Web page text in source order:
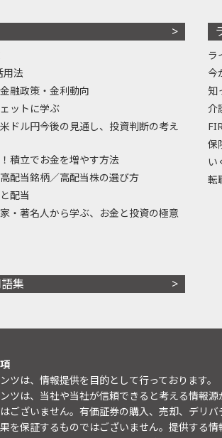
用法
金融政策・金利動向
ットに学ぶ
米ドル円今後の見通し、投資判断の考え
積立でお金を増やす方法
高配当銘柄／高配当株の選び方
配当
・著名人から学ぶ、お金と投資の極意
ラ
今
知
介
保
い
転
集
ツは、情報提供を目的として行っております。
ツは、当社や当社が信頼できると考える情報
ございません。有価証券の購入、売却、デリ
を保証するものではございません。提供する